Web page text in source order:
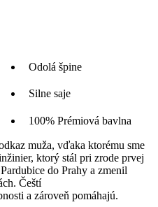
Odolá špine
Silne saje
100% Prémiová bavlna
muža, vďaka ktorému sme
ktorý stál pri zrode prvej
do Prahy a zmenil
Čeští
a zároveň pomáhajú.